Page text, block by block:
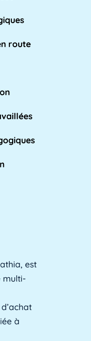
les [...]
et les [...]
pour la
adultes, est une
ligne que les
les [...]
route
est
multi-
à